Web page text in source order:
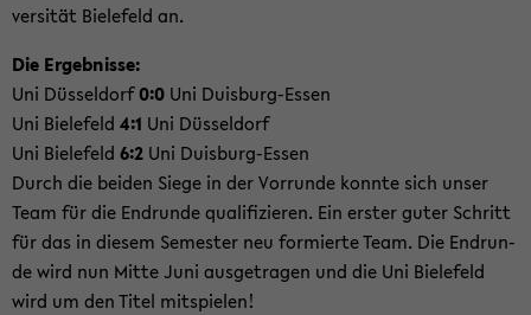
ver­si­tät Bie­le­feld an.
Die Er­geb­nis­se:
Uni Düs­sel­dorf0:0 Uni Duisburg-​Essen
Uni Bie­le­feld 4:1 Uni Düs­sel­dorf
Uni Bie­le­feld 6:2 Uni Duisburg-​Essen
Durch die bei­den Siege in der Vor­run­de konn­te sich unser
Team für die End­run­de qua­li­fi­zie­ren. Ein ers­ter guter Schritt
für das in die­sem Se­mes­ter neu for­mier­te Team. Die End­run­
de wird nun Mitte Juni aus­ge­tra­gen und die Uni Bie­le­feld
wird um den Titel mit­spie­len!